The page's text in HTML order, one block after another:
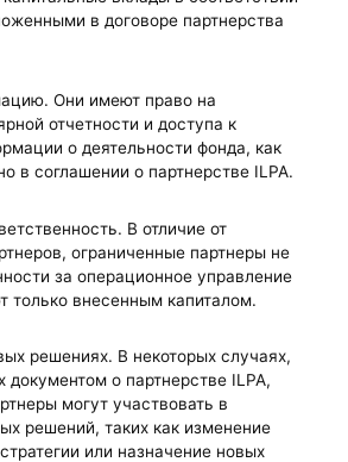
в договоре партнерства
Они имеют право на
отчетности и доступа к
о деятельности фонда, как
в соглашении о партнерстве ILPA.
В отличие от
ограниченные партнеры не
за операционное управление
только внесенным капиталом.
решениях. В некоторых случаях,
документом о партнерстве ILPA,
могут участвовать в
решений, таких как изменение
или назначение новых